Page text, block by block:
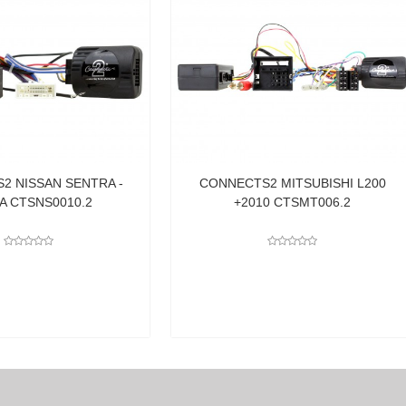
MITSUBISHI L200
+2010 CTSMT006.2
PAC AUDIO INTERFACE